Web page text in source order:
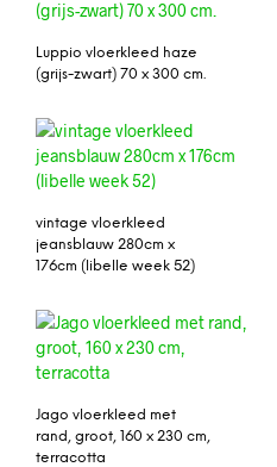
Luppio vloerkleed haze
(grijs-zwart) 70 x 300 cm.
vintage vloerkleed
jeansblauw 280cm x
176cm (libelle week 52)
Jago vloerkleed met
rand, groot, 160 x 230 cm,
terracotta